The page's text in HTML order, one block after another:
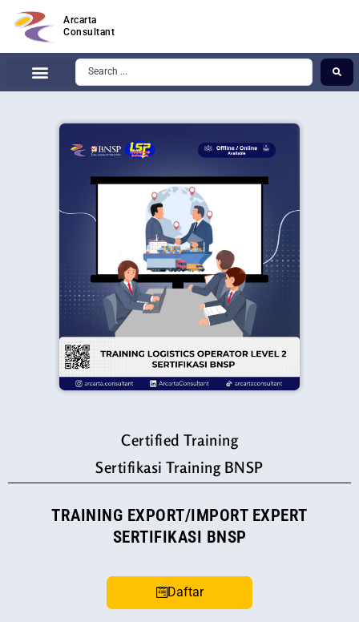
Arcarta
Consultant
Certified Training
Sertifikasi Training BNSP
TRAINING EXPORT/IMPORT EXPERT
SERTIFIKASI BNSP
Daftar